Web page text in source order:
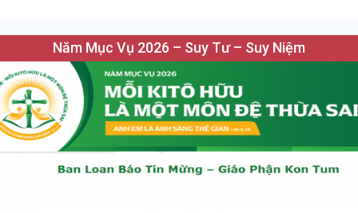
Năm Mục Vụ 2026 – Suy Tư – Suy Niệm